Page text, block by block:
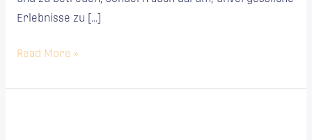
Erlebnisse zu […]
Read More »